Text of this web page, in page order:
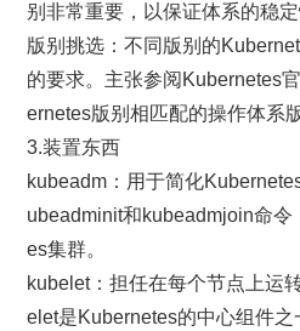
别非常重要，以保证体系的稳定
版别挑选：不同版别的
的要求。主张参阅Kubernetes
ernetes版别相匹配的操作体系
3.装置东西
kubeadm：用于简化
ubeadminit和kubeadmjoin命
es集群。
kubelet：担任在每个节点上运
elet是Kubernetes的中心组件